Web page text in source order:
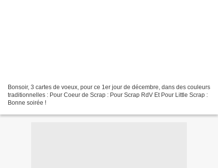
Bonsoir, 3 cartes de voeux, pour ce 1er jour de décembre, dans des couleurs
traditionnelles : Pour Coeur de Scrap : Pour Scrap RdV Et Pour Little Scrap :
Bonne soirée !